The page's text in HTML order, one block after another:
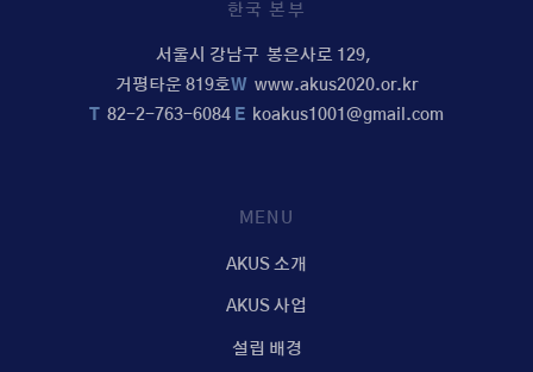
한국 본부
서울시 강남구 봉은사로 129,
거평타운 819호W www.akus2020.or.kr
82-2-763-6084 E koakus1001@gmail.com
MENU
AKUS 소개
AKUS 사업
설립 배경